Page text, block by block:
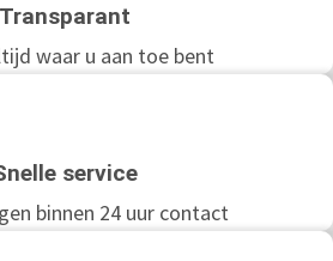
Transparant
waar u aan toe bent
service
binnen 24 uur contact